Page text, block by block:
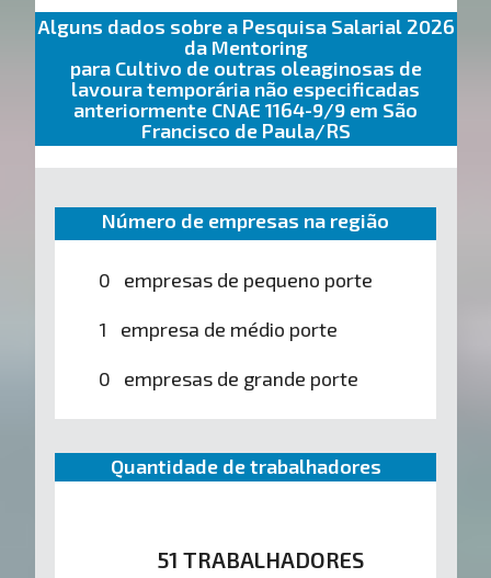
Alguns dados sobre a Pesquisa Salarial 2026
da Mentoring
para Cultivo de outras oleaginosas de
lavoura temporária não especificadas
anteriormente CNAE 1164-9/9 em São
Francisco de Paula/RS
Número de empresas na região
0 empresas de pequeno porte
1 empresa de médio porte
0 empresas de grande porte
Quantidade de trabalhadores
51 TRABALHADORES